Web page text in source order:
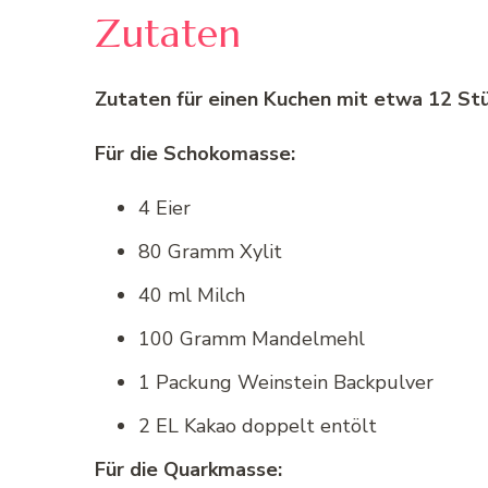
Zutaten
Zutaten für einen Kuchen mit etwa 12
Für die Schokomasse:
4 Eier
80 Gramm Xylit
40 ml Milch
100 Gramm Mandelmehl
1 Packung Weinstein Backpulver
2 EL Kakao doppelt entölt
Für die Quarkmasse: